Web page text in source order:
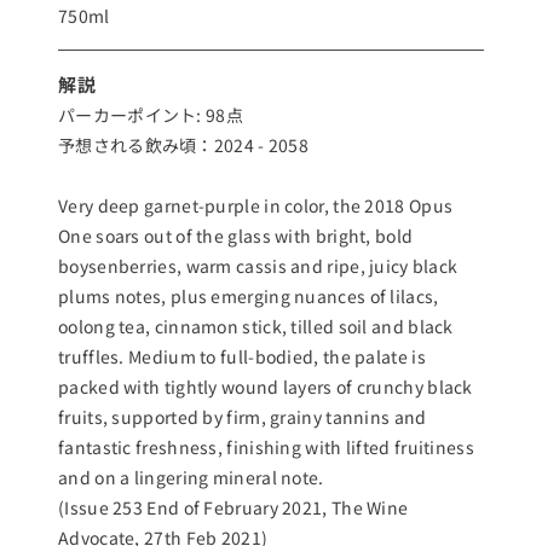
750ml
解説
パーカーポイント: 98点
予想される飲み頃：2024 - 2058
Very deep garnet-purple in color, the 2018 Opus
One soars out of the glass with bright, bold
boysenberries, warm cassis and ripe, juicy black
plums notes, plus emerging nuances of lilacs,
oolong tea, cinnamon stick, tilled soil and black
truffles. Medium to full-bodied, the palate is
packed with tightly wound layers of crunchy black
fruits, supported by firm, grainy tannins and
fantastic freshness, finishing with lifted fruitiness
and on a lingering mineral note.
(Issue 253 End of February 2021, The Wine
Advocate, 27th Feb 2021)